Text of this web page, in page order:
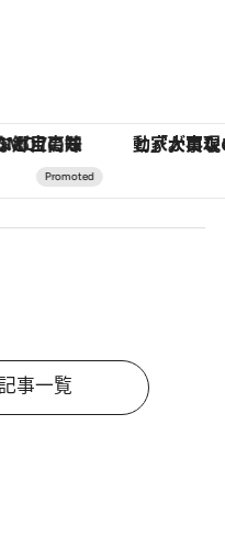
域の意識を変えること」。ロレックス賞受賞の自然保護活動家が実現させたナイジェリアの自然環境の復活 【夏限定ディナーコース】旬を
事一覧